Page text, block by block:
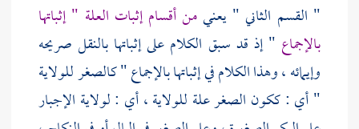
" القسم الثاني " يعنيمن أقسام إثبات العلة " إثباتها
بالإجماع " إذ قد سبق الكلام على إثباتها بالنقل صريحه
وإيمائه ، وهذا الكلام في إثباتها بالإجماع " كالصغر للولاية
" أي : ككون الصغر علة للولاية ، أي : لولاية الإجبار